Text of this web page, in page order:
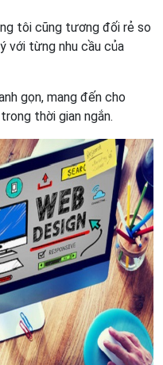
tôi cũng tương đối rẻ so
với từng nhu cầu của
gọn, mang đến cho
thời gian ngắn.